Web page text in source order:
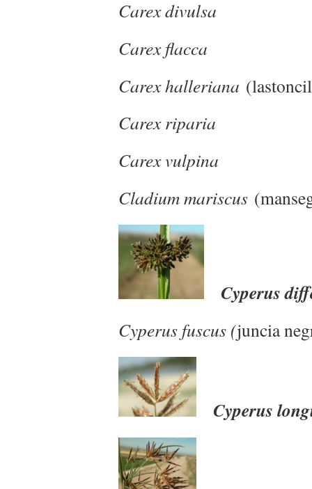
Carex
Carex flacca
Carex halleriana
Carex riparia
Carex vulpina
Cladium mariscus
Cyperus
Cyperus fuscus (juncia
Cyperus